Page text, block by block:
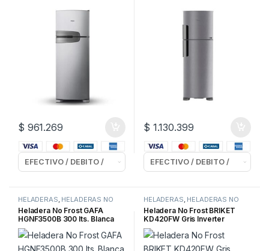
$ 961.269 $ 1.130.399
HELADERAS, HELADERAS NO
FROST
Heladera No Frost GAFA
HGNF3500B 300 lts. Blanca
HELADERAS, HELADERAS NO
FROST
Heladera No Frost BRIKET
KD420FW Gris Inverter